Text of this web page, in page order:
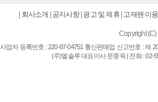
회사소개 공지사항| 광고 및 제휴| 고재팬 이
Copyright (C)
사업자 등록번호 : 220-87-04751 통신판매업 신고번호 : 제
(주)엘솔루 대표이사 문종욱 | 전화 : 02-